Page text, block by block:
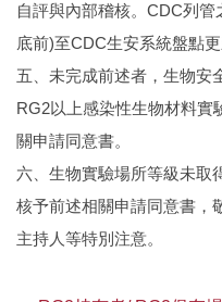
自評與內部稽核。CDC列管
底前)至CDC生安系統盤點更
五、未完成前述者，生物安
RG2以上感染性生物材料實
關申請同意書。
六、生物實驗場所等級未取
核予前述相關申請同意書，
主持人等特別注意。